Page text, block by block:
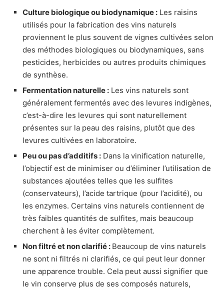
Culture biologique ou biodynamique : Les raisins
utilisés pour la fabrication des vins naturels
proviennent le plus souvent de vignes cultivées selon
des méthodes biologiques ou biodynamiques, sans
pesticides, herbicides ou autres produits chimiques
de synthèse.
Fermentation naturelle : Les vins naturels sont
généralement fermentés avec des levures indigènes,
c’est-à-dire les levures qui sont naturellement
présentes sur la peau des raisins, plutôt que des
levures cultivées en laboratoire.
Peu ou pas d’additifs : Dans la vinification naturelle,
l’objectif est de minimiser ou d’éliminer l’utilisation de
substances ajoutées telles que les sulfites
(conservateurs), l’acide tartrique (pour l’acidité), ou
les enzymes. Certains vins naturels contiennent de
très faibles quantités de sulfites, mais beaucoup
cherchent à les éviter complètement.
Non filtré et non clarifié : Beaucoup de vins naturels
ne sont ni filtrés ni clarifiés, ce qui peut leur donner
une apparence trouble. Cela peut aussi signifier que
le vin conserve plus de ses composés naturels,